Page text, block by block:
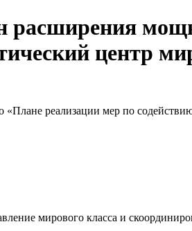
расширения
центр
реализации мер по
мирового класса и